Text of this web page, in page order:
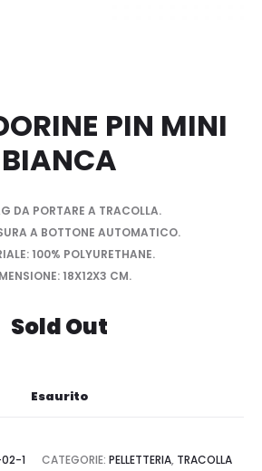
PIN MINI
BIANCA
DA PORTARE A TRACOLLA.
A BOTTONE AUTOMATICO.
100% POLYURETHANE.
18X12X3 CM.
Sold Out
Esaurito
02-1 CATEGORIE: PELLETTERIA, TRACOLLA